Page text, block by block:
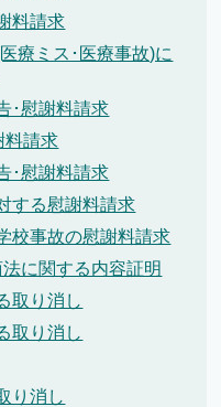
料請求
療ミス･医療事故)に
･慰謝料請求
料請求
･慰謝料請求
する慰謝料請求
校事故の慰謝料請求
に関する内容証明
取り消し
取り消し
り消し